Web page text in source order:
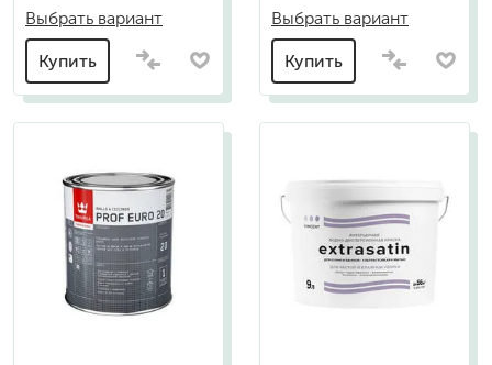
Выбрать вариант
Купить
Выбрать вариант
Купить